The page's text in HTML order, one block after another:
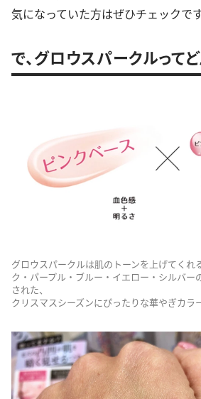
気になっていた方はぜひチェックで
で、グロウスパークルって
グロウスパークルは肌のトーンを上げてくれ
ク・パープル・ブルー・イエロー・シルバー
された、
クリスマスシーズンにぴったりな華やぎカラ